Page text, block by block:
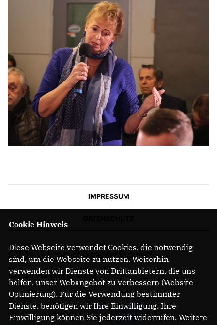
IMPRESSUM
CDU-Landesverband
Brandenburg
Cookie Hinweis
Diese Webseite verwendet Cookies, die notwendig
sind, um die Webseite zu nutzen. Weiterhin
verwenden wir Dienste von Drittanbietern, die uns
helfen, unser Webangebot zu verbessern (Website-
Optmierung). Für die Verwendung bestimmter
Dienste, benötigen wir Ihre Einwilligung. Ihre
Einwilligung können Sie jederzeit widerrufen. Weitere